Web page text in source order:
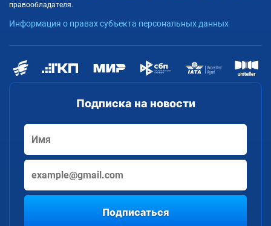
Подписка на новости
Подписаться
правообладателя.
Информация о правах субъекта персональных данных